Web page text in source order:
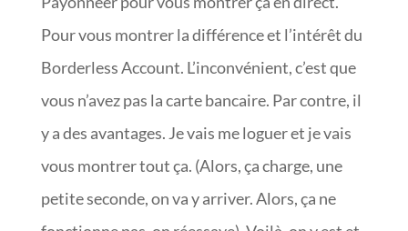
Pour vous montrer la différence et l’intérêt du
Borderless Account. L’inconvénient, c’est que
vous n’avez pas la carte bancaire. Par contre, il
y a des avantages. Je vais me loguer et je vais
vous montrer tout ça. (Alors, ça charge, une
petite seconde, on va y arriver. Alors, ça ne